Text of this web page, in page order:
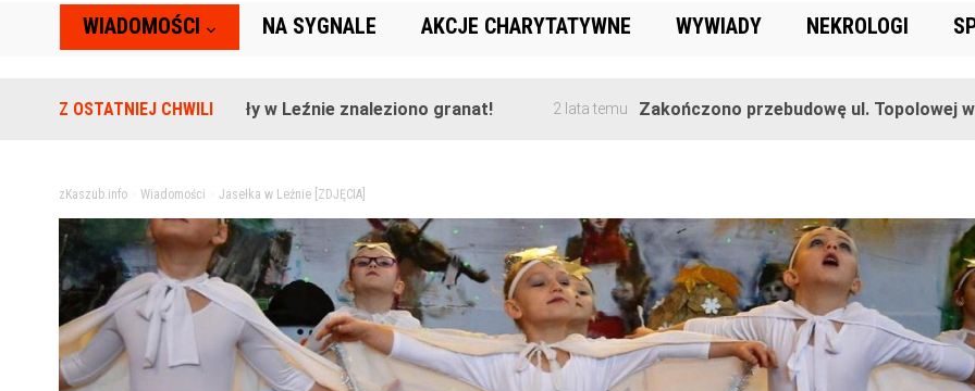
WIADOMOŚCI NA SYGNALE AKCJE CHARYTATYWNE WYWIADY NEKROLOGI
Z OSTATNIEJ CHWILI
Na terenie szkoły w Leźnie znaleziono granat! 2 lata temu Zakończono przebudowę ul. Topolowej w
zKaszub.info> Wiadomości Jasełka w Leźnie [ZDJĘCIA]